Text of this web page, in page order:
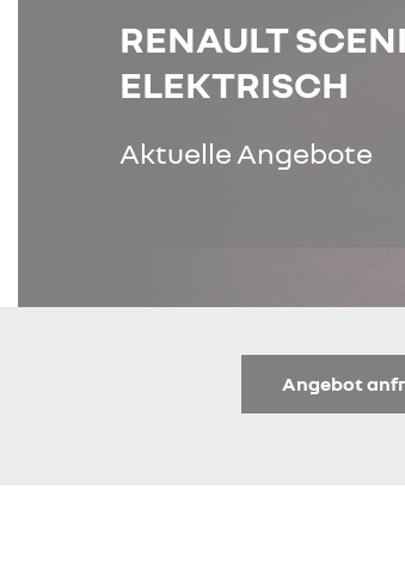
RENAULT
ELEKTRISCH
Aktuelle Angebote
Angebot